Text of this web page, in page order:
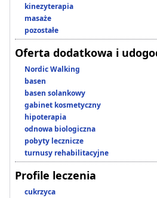
kinezyterapia
masaże
pozostałe
Oferta dodatkowa i
Nordic Walking
basen
basen solankowy
gabinet kosmetyczny
hipoterapia
odnowa biologiczna
pobyty lecznicze
turnusy rehabilitacyjne
Profile leczenia
cukrzyca